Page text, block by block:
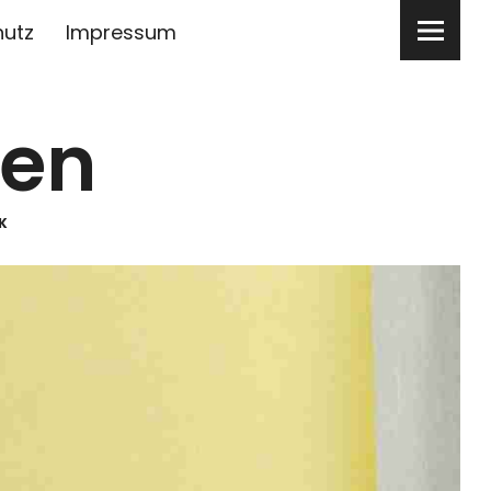
Impressum